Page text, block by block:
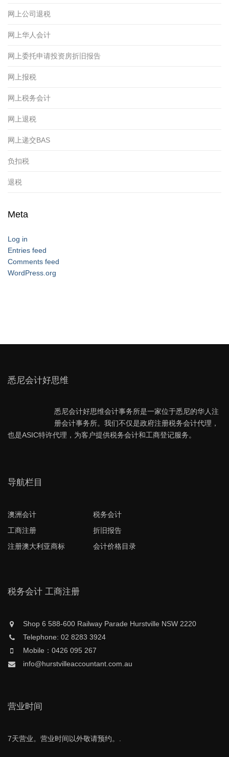
网上公司退税
网上华人会计
网上委托申请投资房折旧报告
网上报税
网上税务会计
网上退税
网上递交BAS
负扣税
退税
Meta
Log in
Entries feed
Comments feed
WordPress.org
悉尼会计好思维
悉尼会计好思维会计事务所是一家位于悉尼的华人注
册会计事务所。我们不仅是政府注册税务会计代理，
也是ASIC特许代理，为客户提供税务会计和工商登记服务。
导航栏目
澳洲会计
税务会计
工商注册
折旧报告
注册澳大利亚商标
会计价格目录
税务会计 工商注册
Shop 6 588-600 Railway Parade Hurstville NSW 2220
Telephone: 02 8283 3924
Mobile：0426 095 267
info@hurstvilleaccountant.com.au
营业时间
7天营业。营业时间以外敬请预约。.